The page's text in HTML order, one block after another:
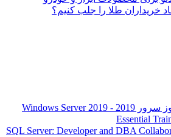
خریداران طلا را جلب کنیم؟
آموزش کامل ویندوز سرور 2019 - Windows Server 2019
Essential